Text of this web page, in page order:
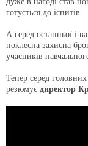
готується до іспитів.
А серед останньої і
поклеєна захисна
учасників
Тепер серед головних
резюмує директор